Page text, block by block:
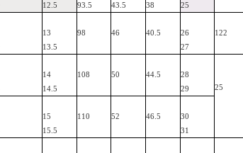
12.5 93.5 43.5 38 25
13
13.5
98 46 40.5
26
27
122
14
14.5
108 50 44.5
28
29
25
15
15.5
110 52 46.5
30
31